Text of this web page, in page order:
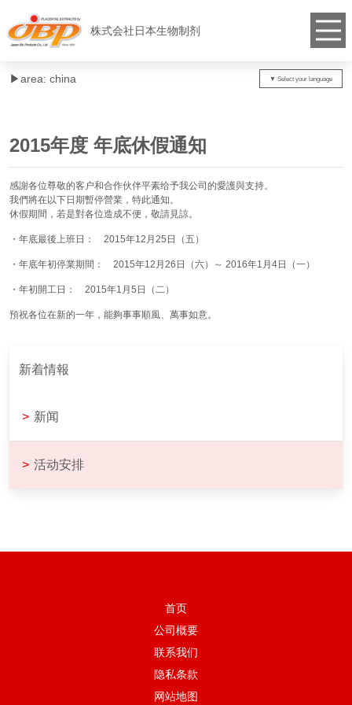
株式会社日本生物制剂
▶︎area: china
2015年度 年底休假通知
感謝各位尊敬的客户和合作伙伴平素给予我公司的愛護與支持。
我們將在以下日期暫停營業，特此通知。
休假期間，若是對各位造成不便，敬請見諒。
・年底最後上班日： 2015年12月25日（五）
・年底年初停業期間： 2015年12月26日（六）～ 2016年1月4日（一）
・年初開工日： 2015年1月5日（二）
預祝各位在新的一年，能夠事事順風、萬事如意。
新着情報
> 新闻
> 活动安排
首页
公司概要
联系我们
隐私条款
网站地图